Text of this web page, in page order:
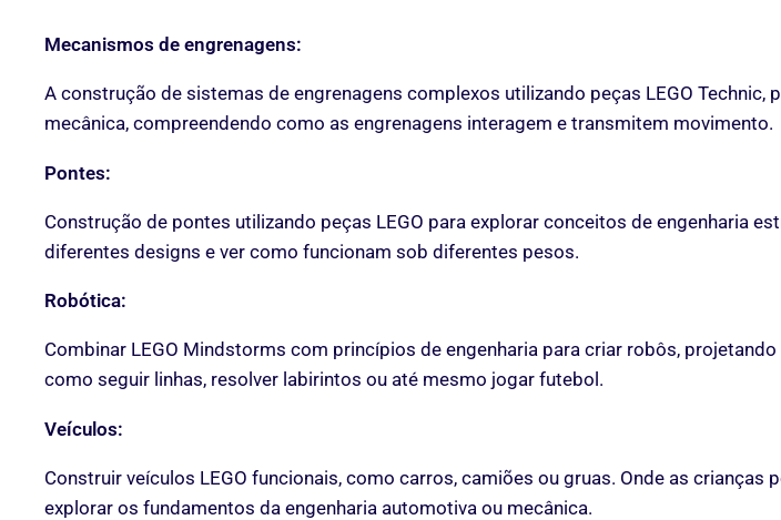
Mecanismos de engrenagens:
A construção de sistemas de engrenagens complexos utilizando peças LEGO
mecânica, compreendendo como as engrenagens interagem e transmitem movimento.
Pontes:
Construção de pontes utilizando peças LEGO para explorar conceitos de engenharia
diferentes designs e ver como funcionam sob diferentes pesos.
Robótica:
Combinar LEGO Mindstorms com princípios de engenharia para criar robôs,
como seguir linhas, resolver labirintos ou até mesmo jogar futebol.
Veículos:
Construir veículos LEGO funcionais, como carros, camiões ou gruas. Onde as
explorar os fundamentos da engenharia automotiva ou mecânica.